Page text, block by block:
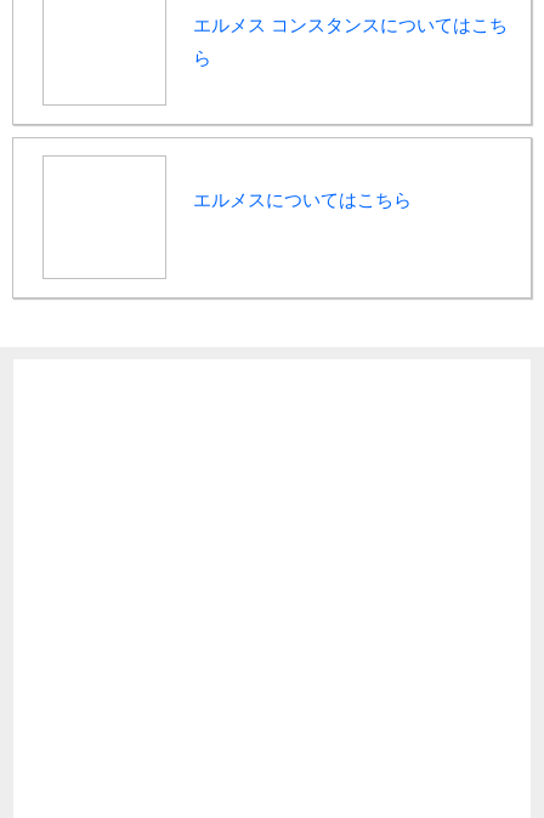
エルメス コンスタンスについてはこち
ら
エルメスについてはこちら